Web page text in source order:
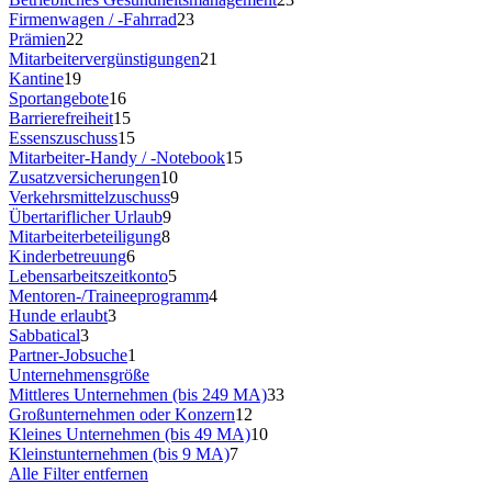
Firmenwagen / -Fahrrad23
Prämien22
Mitarbeitervergünstigungen21
Kantine19
Sportangebote16
Barrierefreiheit15
Essenszuschuss15
Mitarbeiter-Handy / -Notebook15
Zusatzversicherungen10
Verkehrsmittelzuschuss9
Übertariflicher Urlaub9
Mitarbeiterbeteiligung8
Kinderbetreuung6
Lebensarbeitszeitkonto5
Mentoren-/Traineeprogramm4
Hunde erlaubt3
Sabbatical3
Partner-Jobsuche1
Unternehmensgröße
Mittleres Unternehmen (bis 249 MA)33
Großunternehmen oder Konzern12
Kleines Unternehmen (bis 49 MA)10
Kleinstunternehmen (bis 9 MA)7
Alle Filter entfernen